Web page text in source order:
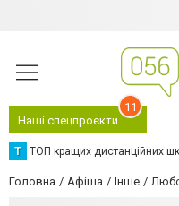
Наші спецпроєкти
11
Т ТОП кращих дистанційних
Головна Афіша Інше